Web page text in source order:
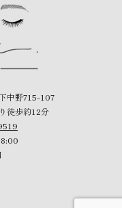
中野715-107
徒歩約12分